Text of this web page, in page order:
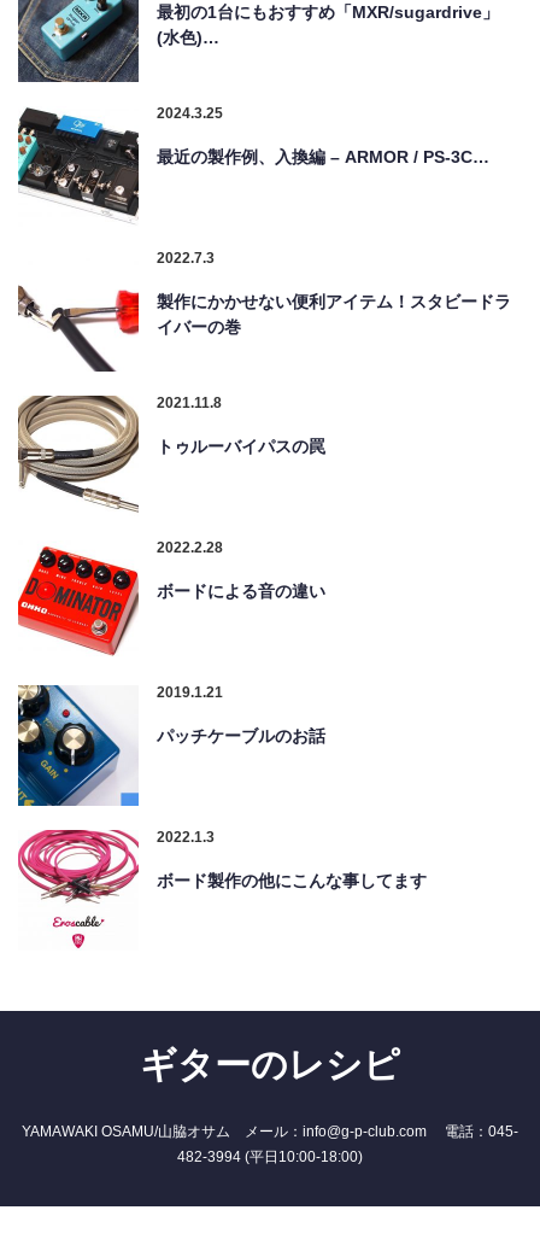
最初の1台にもおすすめ「MXR/sugardrive」
(水色)…
2024.3.25
最近の製作例、入換編 – ARMOR / PS-3C…
2022.7.3
製作にかかせない便利アイテム！スタビードラ
イバーの巻
2021.11.8
トゥルーバイパスの罠
2022.2.28
ボードによる音の違い
2019.1.21
パッチケーブルのお話
2022.1.3
ボード製作の他にこんな事してます
ギターのレシピ
YAMAWAKI OSAMU/山脇オサム メール：info@g-p-club.com 電話：045-
482-3994 (平日10:00-18:00)